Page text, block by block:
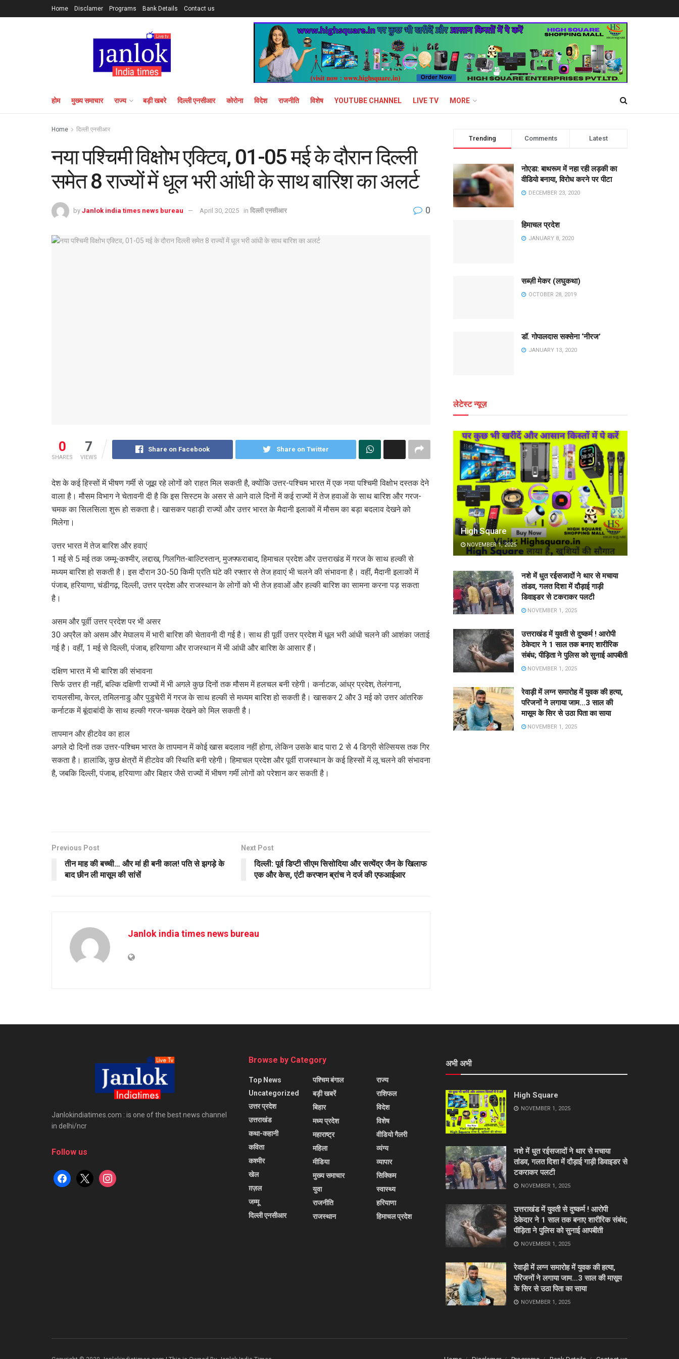
Home Disclamer Programs Bank Details Contact us
होम मुख्य समाचार राज्य बड़ी खबरे दिल्ली एनसीआर कोरोना विदेश राजनीति विशेष YOUTUBE CHANNEL LIVE TV MORE
Home दिल्ली एनसीआर
नया पश्चिमी विक्षोभ एक्टिव, 01-05 मई के दौरान दिल्ली
समेत 8 राज्यों में धूल भरी आंधी के साथ बारिश का अलर्ट
by Janlok india times news bureau April 30, 2025 in दिल्ली एनसीआर 0
0
SHARES
7
VIEWS
Share on Facebook Share on Twitter
देश के कई हिस्सों में भीषण गर्मी से जूझ रहे लोगों को राहत मिल सकती है, क्योंकि उत्तर-पश्चिम भारत में एक नया पश्चिमी विक्षोभ दस्तक देने
वाला है। मौसम विभाग ने चेतावनी दी है कि इस सिस्टम के असर से आने वाले दिनों में कई राज्यों में तेज हवाओं के साथ बारिश और गरज-
चमक का सिलसिला शुरू हो सकता है। खासकर पहाड़ी राज्यों और उत्तर भारत के मैदानी इलाकों में मौसम का बड़ा बदलाव देखने को
मिलेगा।
उत्तर भारत में तेज बारिश और हवाएं
1 मई से 5 मई तक जम्मू-कश्मीर, लद्दाख, गिलगित-बाल्टिस्तान, मुजफ्फराबाद, हिमाचल प्रदेश और उत्तराखंड में गरज के साथ हल्की से
मध्यम बारिश हो सकती है। इस दौरान 30-50 किमी प्रति घंटे की रफ्तार से तेज हवाएं भी चलने की संभावना है। वहीं, मैदानी इलाकों में
पंजाब, हरियाणा, चंडीगढ़, दिल्ली, उत्तर प्रदेश और राजस्थान के लोगों को भी तेज हवाओं और हल्की बारिश का सामना करना पड़ सकता
है।
असम और पूर्वी उत्तर प्रदेश पर भी असर
30 अप्रैल को असम और मेघालय में भारी बारिश की चेतावनी दी गई है। साथ ही पूर्वी उत्तर प्रदेश में धूल भरी आंधी चलने की आशंका जताई
गई है। वहीं, 1 मई से दिल्ली, पंजाब, हरियाणा और राजस्थान में भी आंधी और बारिश के आसार हैं।
दक्षिण भारत में भी बारिश की संभावना
सिर्फ उत्तर ही नहीं, बल्कि दक्षिणी राज्यों में भी अगले कुछ दिनों तक मौसम में हलचल बनी रहेगी। कर्नाटक, आंध्र प्रदेश, तेलंगाना,
रायलसीमा, केरल, तमिलनाडु और पुडुचेरी में गरज के साथ हल्की से मध्यम बारिश हो सकती है। खासकर 2 और 3 मई को उत्तर आंतरिक
कर्नाटक में बूंदाबांदी के साथ हल्की गरज-चमक देखने को मिल सकती है।
तापमान और हीटवेव का हाल
अगले दो दिनों तक उत्तर-पश्चिम भारत के तापमान में कोई खास बदलाव नहीं होगा, लेकिन उसके बाद पारा 2 से 4 डिग्री सेल्सियस तक गिर
सकता है। हालांकि, कुछ क्षेत्रों में हीटवेव की स्थिति बनी रहेगी। हिमाचल प्रदेश और पूर्वी राजस्थान के कई हिस्सों में लू चलने की संभावना
है, जबकि दिल्ली, पंजाब, हरियाणा और बिहार जैसे राज्यों में भीषण गर्मी लोगों को परेशान कर सकती है।
Previous Post
तीन माह की बच्ची… और मां ही बनी काल! पति से झगड़े के
बाद छीन ली मासूम की सांसें
Next Post
दिल्ली: पूर्व डिप्टी सीएम सिसोदिया और सत्येंद्र जैन के खिलाफ
एक और केस, एंटी करप्शन ब्रांच ने दर्ज की एफआईआर
Janlok india times news bureau
Trending Comments Latest
नोएडा: बाथरूम में नहा रही लड़की का
वीडियो बनाया, विरोध करने पर पीटा
DECEMBER 23, 2020
हिमाचल प्रदेश
JANUARY 8, 2020
सब्ज़ी मेकर (लघुकथा)
OCTOBER 28, 2019
डॉ. गोपालदास सक्सेना ‘नीरज’
JANUARY 13, 2020
लेटेस्ट न्यूज़
High Square
NOVEMBER 1, 2025
नशे में धुत रईसजादों ने थार से मचाया
तांडव, गलत दिशा में दौड़ाई गाड़ी
डिवाइडर से टकराकर पलटी
NOVEMBER 1, 2025
उत्तराखंड में युवती से दुष्कर्म ! आरोपी
ठेकेदार ने 1 साल तक बनाए शारीरिक
संबंध; पीड़िता ने पुलिस को सुनाई आपबीती
NOVEMBER 1, 2025
रेवाड़ी में लग्न समारोह में युवक की हत्या,
परिजनों ने लगाया जाम…3 साल की
मासूम के सिर से उठा पिता का साया
NOVEMBER 1, 2025
Janlokindiatimes.com : is one of the best news channel
in delhi/ncr
Follow us
facebook
x instagram
Browse by Category
Top News
Uncategorized
उत्तर प्रदेश
उत्तराखंड
कथा-कहानी
कविता
कश्मीर
खेल
ग़ज़ल
जम्मू
दिल्ली एनसीआर
पश्चिम बंगाल
बड़ी खबरें
बिहार
मध्य प्रदेश
महाराष्ट्र
महिला
मीडिया
मुख्य समाचार
युवा
राजनीति
राजस्थान
राज्य
राशिफल
विदेश
विशेष
वीडियो गैलरी
व्यंग्य
व्यापार
सिक्किम
स्वास्थ्य
हरियाणा
हिमाचल प्रदेश
अभी अभी
High Square
NOVEMBER 1, 2025
नशे में धुत रईसजादों ने थार से मचाया
तांडव, गलत दिशा में दौड़ाई गाड़ी डिवाइडर से
टकराकर पलटी
NOVEMBER 1, 2025
उत्तराखंड में युवती से दुष्कर्म ! आरोपी
ठेकेदार ने 1 साल तक बनाए शारीरिक संबंध;
पीड़िता ने पुलिस को सुनाई आपबीती
NOVEMBER 1, 2025
रेवाड़ी में लग्न समारोह में युवक की हत्या,
परिजनों ने लगाया जाम…3 साल की मासूम
के सिर से उठा पिता का साया
NOVEMBER 1, 2025